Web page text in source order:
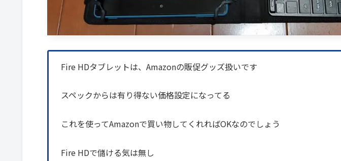
Fire HDタブレットは、Amazonの販促グッズ扱いです
スペックからは有り得ない価格設定になってる
これを使ってAmazonで買い物してくれればOKなのでしょう
Fire HDで儲ける気は無し